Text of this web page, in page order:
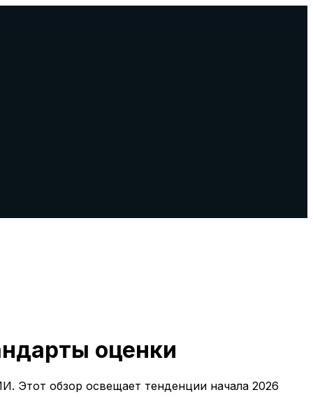
оценки
Этот обзор освещает тенденции начала 2026